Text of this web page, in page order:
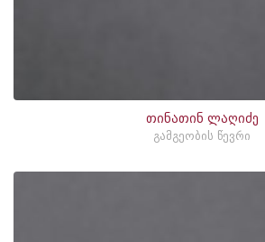
თინათინ ლაღიძე
გამგეობის წევრი